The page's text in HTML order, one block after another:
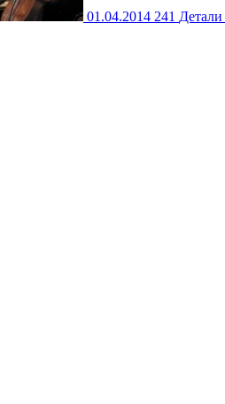
01.04.2014 241 Детали